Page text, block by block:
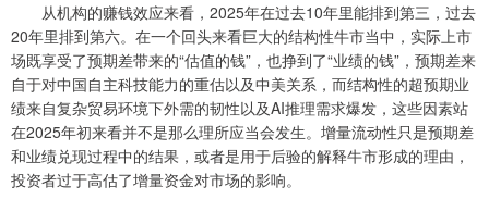
从机构的赚钱效应来看，2025年在过去10年里能排到第三，过去
20年里排到第六。在一个回头来看巨大的结构性牛市当中，实际上市
场既享受了预期差带来的“估值的钱”，也挣到了“业绩的钱”，预期差来
自于对中国自主科技能力的重估以及中美关系，而结构性的超预期业
绩来自复杂贸易环境下外需的韧性以及AI推理需求爆发，这些因素站
在2025年初来看并不是那么理所应当会发生。增量流动性只是预期差
和业绩兑现过程中的结果，或者是用于后验的解释牛市形成的理由，
投资者过于高估了增量资金对市场的影响。